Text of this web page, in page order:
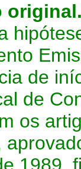
de
de
os